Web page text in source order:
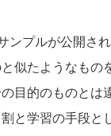
ンプルが公開さ
似たようなも
目的のものと
と学習の手段と